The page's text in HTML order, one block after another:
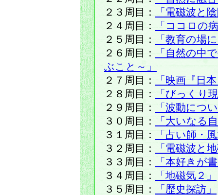
２３周目：
「電磁波と
２４周目：
「ココロの
２５周目：
「教育の場
２６周目：
「自然の中
ぶこと～」
２７周目：
「映画『日
２８周目：
「びっくり
２９周目：
「波動につ
３０周目：
「大いなる
３１周目：
「占い師・
３２周目：
「電磁波と
３３周目：
「本好きが
３４周目：
「地磁気２」
３５周目：
「歴史探訪」